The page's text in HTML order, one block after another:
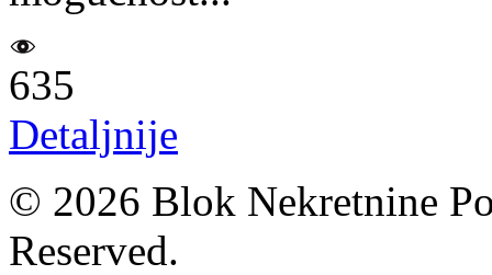
635
Detaljnije
© 2026 Blok Nekretnine
Reserved.